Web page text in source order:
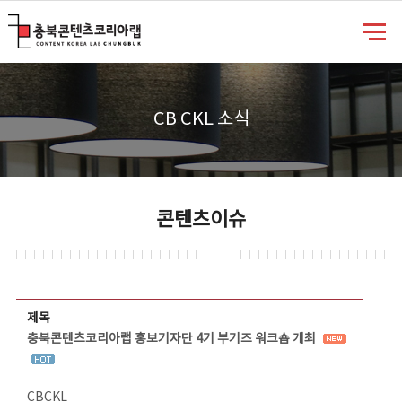
CB CKL 소식
콘텐츠이슈
제목
충북콘텐츠코리아랩 홍보기자단 4기 부기즈 워크숍 개최
CBCKL